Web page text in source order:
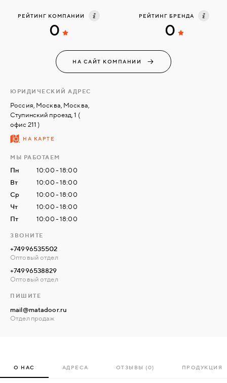
СВЯЗАТЬСЯ
МОСКВА
организации, архитектурные бюро и дизайнерские
мастерские.
РЕЙТИНГ КОМПАНИИ
0
РЕЙТИНГ БРЕНДА
0
НА САЙТ КОМПАНИИ
ЮРИДИЧЕСКИЙ АДРЕС
Россия, Москва, Москва,
Ступинский проезд, 1 (
офис 211 )
НА КАРТЕ
МЫ РАБОТАЕМ
Пн
10:00 - 18:00
Вт
10:00 - 18:00
Ср
10:00 - 18:00
Чт
10:00 - 18:00
Пт
10:00 - 18:00
ЗВОНИТЕ
+74996535502
Оптовый отдел
+74996538829
Оптовый отдел
ПИШИТЕ
mail@matadoor.ru
Отдел продаж
О НАС АДРЕСА ОТЗЫВЫ (0) ПРОДУКЦИЯ